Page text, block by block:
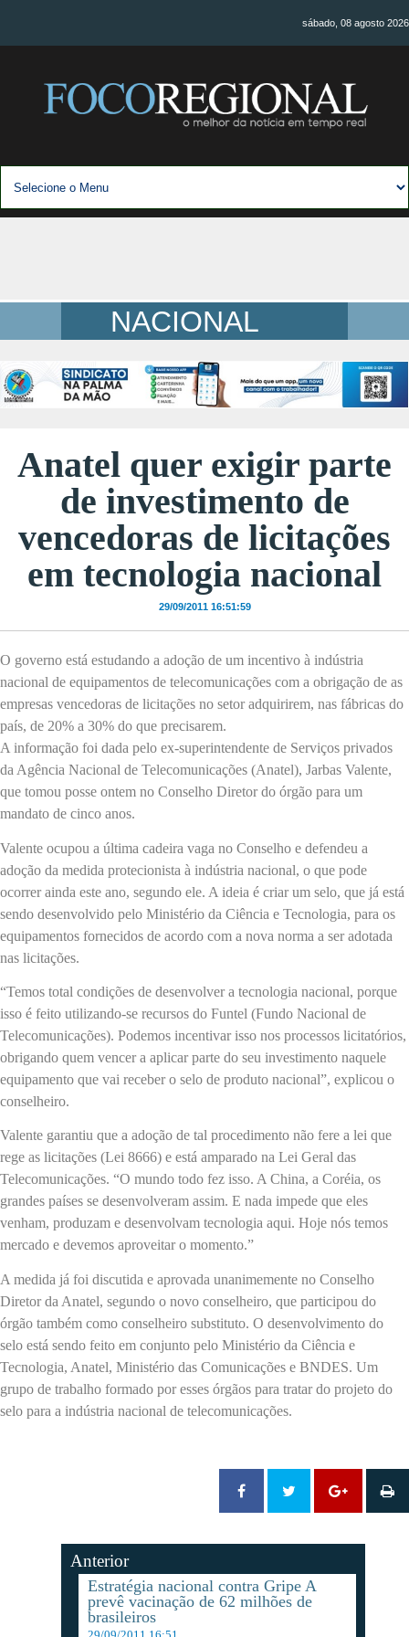
sábado, 08 agosto 2026
NACIONAL
Anatel quer exigir parte
de investimento de
vencedoras de licitações
em tecnologia nacional
29/09/2011 16:51:59
O governo está estudando a adoção de um incentivo à indústria
nacional de equipamentos de telecomunicações com a obrigação de as
empresas vencedoras de licitações no setor adquirirem, nas fábricas do
país, de 20% a 30% do que precisarem.
A informação foi dada pelo ex-superintendente de Serviços privados
da Agência Nacional de Telecomunicações (Anatel), Jarbas Valente,
que tomou posse ontem no Conselho Diretor do órgão para um
mandato de cinco anos.
Valente ocupou a última cadeira vaga no Conselho e defendeu a
adoção da medida protecionista à indústria nacional, o que pode
ocorrer ainda este ano, segundo ele. A ideia é criar um selo, que já está
sendo desenvolvido pelo Ministério da Ciência e Tecnologia, para os
equipamentos fornecidos de acordo com a nova norma a ser adotada
nas licitações.
“Temos total condições de desenvolver a tecnologia nacional, porque
isso é feito utilizando-se recursos do Funtel (Fundo Nacional de
Telecomunicações). Podemos incentivar isso nos processos licitatórios,
obrigando quem vencer a aplicar parte do seu investimento naquele
equipamento que vai receber o selo de produto nacional”, explicou o
conselheiro.
Valente garantiu que a adoção de tal procedimento não fere a lei que
rege as licitações (Lei 8666) e está amparado na Lei Geral das
Telecomunicações. “O mundo todo fez isso. A China, a Coréia, os
grandes países se desenvolveram assim. E nada impede que eles
venham, produzam e desenvolvam tecnologia aqui. Hoje nós temos
mercado e devemos aproveitar o momento.”
A medida já foi discutida e aprovada unanimemente no Conselho
Diretor da Anatel, segundo o novo conselheiro, que participou do
órgão também como conselheiro substituto. O desenvolvimento do
selo está sendo feito em conjunto pelo Ministério da Ciência e
Tecnologia, Anatel, Ministério das Comunicações e BNDES. Um
grupo de trabalho formado por esses órgãos para tratar do projeto do
selo para a indústria nacional de telecomunicações.
Anterior
Estratégia nacional contra Gripe A
prevê vacinação de 62 milhões de
brasileiros